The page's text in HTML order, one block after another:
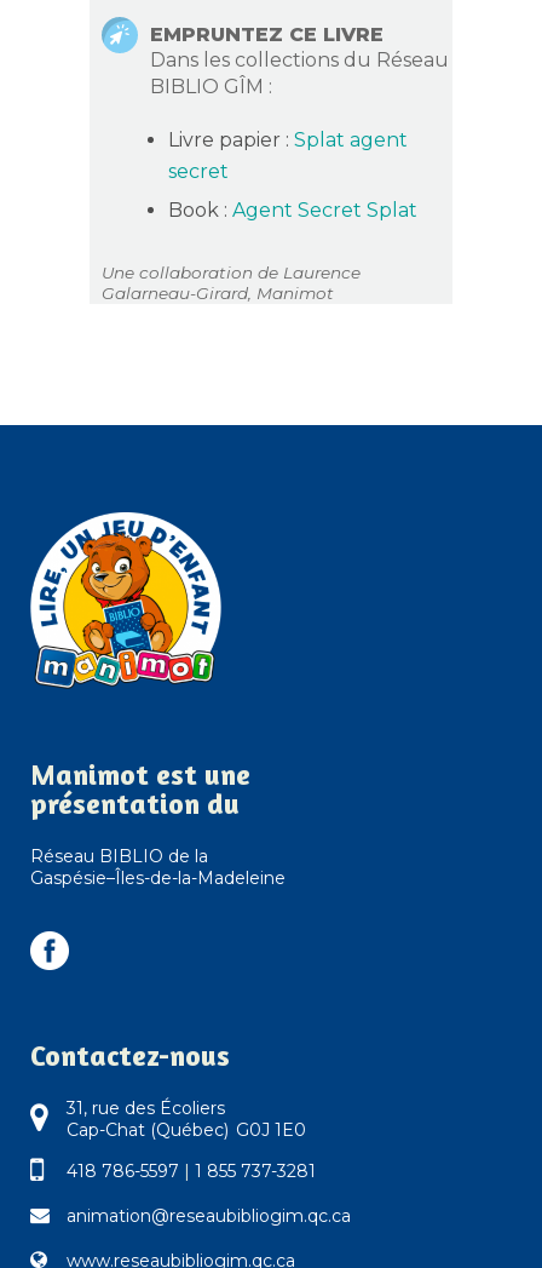
EMPRUNTEZ CE LIVRE
Dans les collections du Réseau
BIBLIO GÎM :
Livre papier : Splat agent
secret
Book : Agent Secret Splat
Une collaboration de Laurence
Galarneau-Girard, Manimot
Manimot est une
présentation du
Réseau BIBLIO de la
Gaspésie–Îles-de-la-Madeleine
Contactez-nous
31, rue des Écoliers
Cap-Chat (Québec) G0J 1E0
418 786-5597 | 1 855 737-3281
animation@reseaubibliogim.qc.ca
www.reseaubibliogim.qc.ca